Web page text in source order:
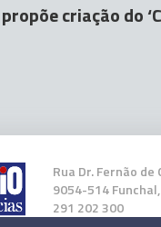
criação do
Rua Dr. Fernão de
9054-514
291 202 300